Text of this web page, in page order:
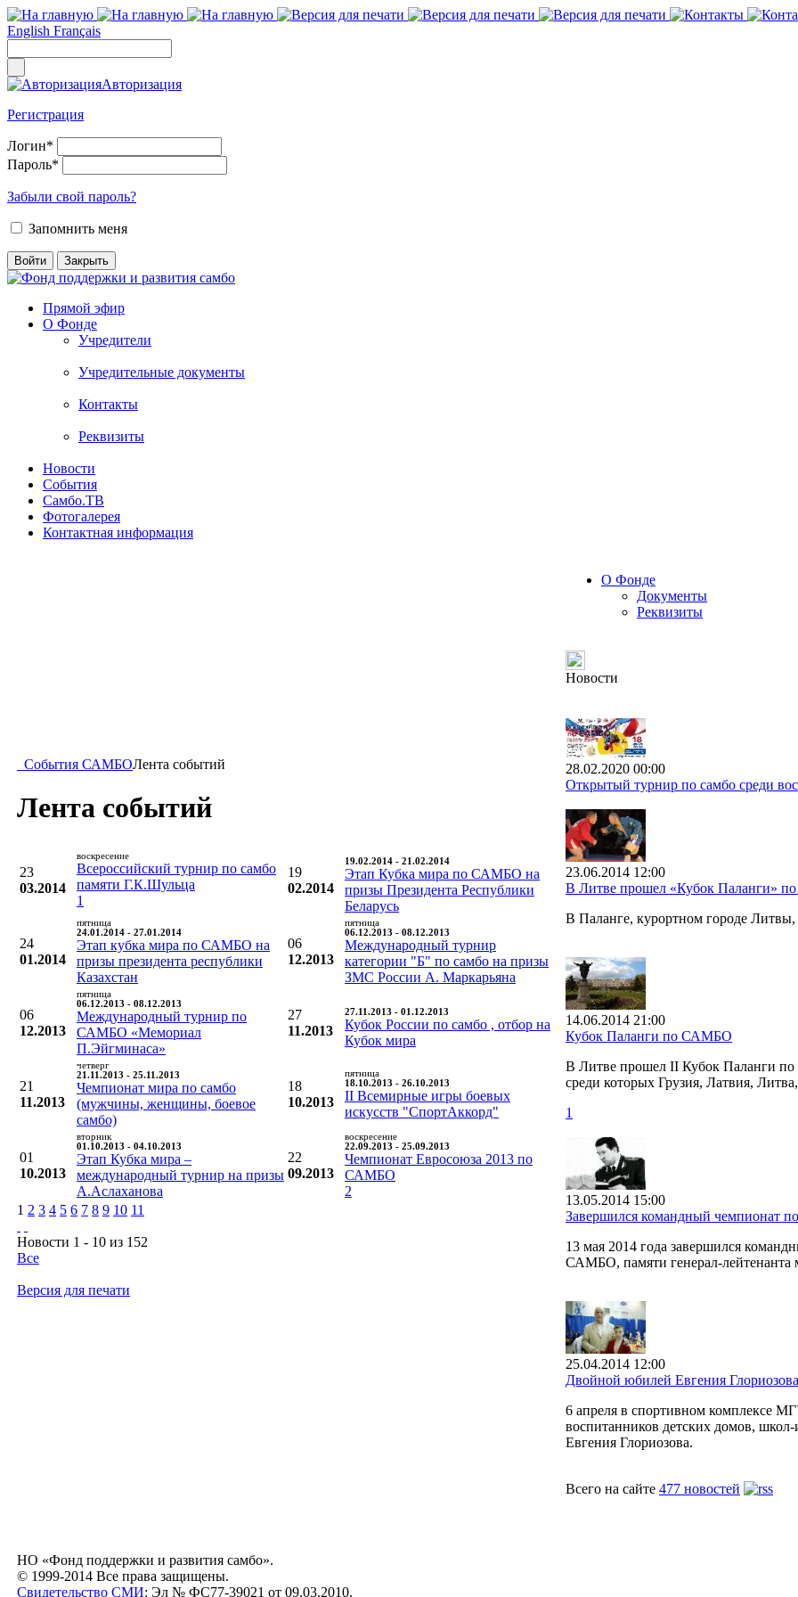
English Français
Авторизация
Регистрация
Логин*
Пароль*
Забыли свой пароль?
Запомнить меня
Прямой эфир
О Фонде
Учредители
Учредительные документы
Контакты
Реквизиты
Новости
События
Самбо.ТВ
Фотогалерея
Контактная информация
События САМБОЛента событий
Лента событий
23
03.2014
воскресение
Всероссийский турнир по самбо
памяти Г.К.Шульца
1
19
02.2014
19.02.2014 - 21.02.2014
Этап Кубка мира по САМБО на
призы Президента Республики
Беларусь
24
01.2014
пятница
24.01.2014 - 27.01.2014
Этап кубка мира по САМБО на
призы президента республики
Казахстан
06
12.2013
пятница
06.12.2013 - 08.12.2013
Международный турнир
категории "Б" по самбо на призы
ЗМС России А. Маркарьяна
06
12.2013
пятница
06.12.2013 - 08.12.2013
Международный турнир по
САМБО «Мемориал
П.Эйгминаса»
27
11.2013
27.11.2013 - 01.12.2013
Кубок России по самбо , отбор на
Кубок мира
21
11.2013
четверг
21.11.2013 - 25.11.2013
Чемпионат мира по самбо
(мужчины, женщины, боевое
самбо)
18
10.2013
пятница
18.10.2013 - 26.10.2013
II Всемирные игры боевых
искусств "СпортАккорд"
01
10.2013
вторник
01.10.2013 - 04.10.2013
Этап Кубка мира –
международный турнир на призы
А.Аслаханова
22
09.2013
воскресение
22.09.2013 - 25.09.2013
Чемпионат Евросоюза 2013 по
САМБО
2
1 2 3 4 5 6 7 8 9 10 11
Новости 1 - 10 из 152
Все
Версия для печати
О Фонде
Документы
Реквизиты
Новости
28.02.2020 00:00
Открытый турнир по самбо среди
23.06.2014 12:00
В Литве прошел «Кубок Паланги»
В Паланге, курортном городе
14.06.2014 21:00
Кубок Паланги по САМБО
В Литве прошел II Кубок Паланги
среди которых Грузия, Латвия,
1
13.05.2014 15:00
Завершился командный чемпионат
13 мая 2014 года завершился
САМБО, памяти генерал-
25.04.2014 12:00
Двойной юбилей Евгения Глориозова
6 апреля в спортивном комплексе
воспитанников детских домов,
Евгения Глориозова.
Всего на сайте 477 новостей
НО «Фонд поддержки и развития самбо».
© 1999-2014 Все права защищены.
Свидетельство СМИ: Эл № ФС77-39021 от 09.03.2010.